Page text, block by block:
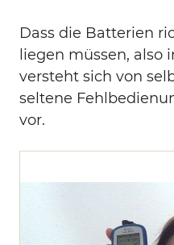
Dass die Batterien
liegen müssen, also
versteht sich von
seltene
vor.